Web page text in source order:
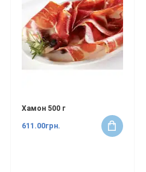
Хамон 500 г
611.00грн.